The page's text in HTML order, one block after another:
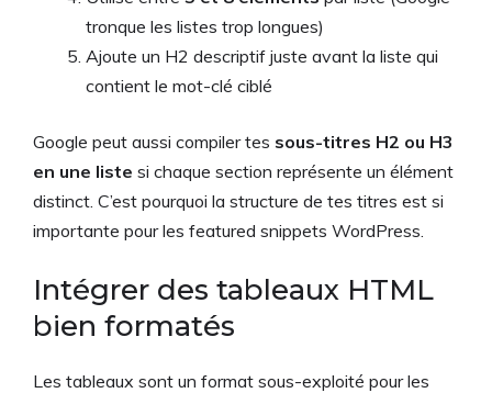
tronque les listes trop longues)
Ajoute un H2 descriptif juste avant la liste qui
contient le mot-clé ciblé
Google peut aussi compiler tes sous-titres H2 ou H3
en une liste si chaque section représente un élément
distinct. C’est pourquoi la structure de tes titres est si
importante pour les featured snippets WordPress.
Intégrer des tableaux HTML
bien formatés
Les tableaux sont un format sous-exploité pour les